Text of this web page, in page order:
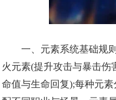
一、元素系统基础规
火元素(提升攻击与暴击伤
命值与生命回复);每种元